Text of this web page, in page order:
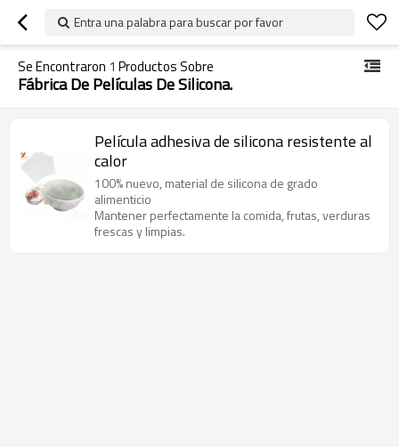
Entra una palabra para buscar por favor
Se Encontraron 1 Productos Sobre
Fábrica De Películas De Silicona.
Película adhesiva de silicona resistente al
calor
100% nuevo, material de silicona de grado
alimenticio
Mantener perfectamente la comida, frutas, verduras
frescas y limpias.